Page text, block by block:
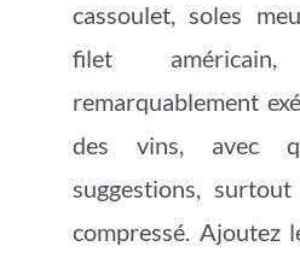
cassoulet, soles
filet
remarquablement
des vins, avec
suggestions,
compressé. Ajoutez